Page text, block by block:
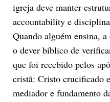
igreja deve manter
accountability e
Quando alguém ensina,
o dever bíblico de
que foi recebido pelos
cristã: Cristo crucificado
mediador e fundamento